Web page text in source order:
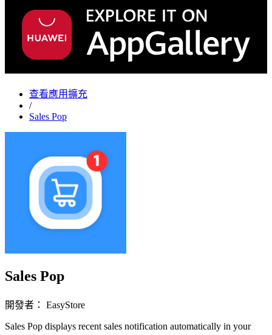
查看應用擴充
/
Sales Pop
Sales Pop
開發者： EasyStore
Sales Pop displays recent sales notification automatically in your